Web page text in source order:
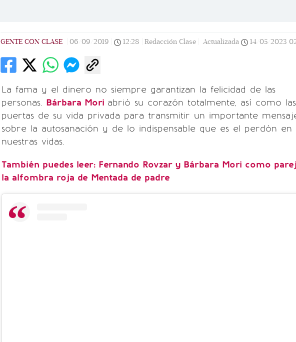
GENTE CON CLASE 06/09/2019 12:28 Redacción Clase | Actualizada 14/05/2023
La fama y el dinero no siempre garantizan la felicidad de las
personas. Bárbara Mori abrió su corazón totalmente, así como las
puertas de su vida privada para transmitir un importante
sobre la autosanación y de lo indispensable que es el perdón en
nuestras vidas.
También puedes leer: Fernando Rovzar y Bárbara Mori como
la alfombra roja de Mentada de padre